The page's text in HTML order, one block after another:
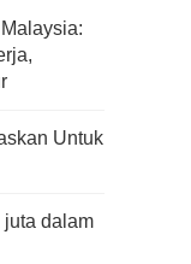
Untuk
juta dalam